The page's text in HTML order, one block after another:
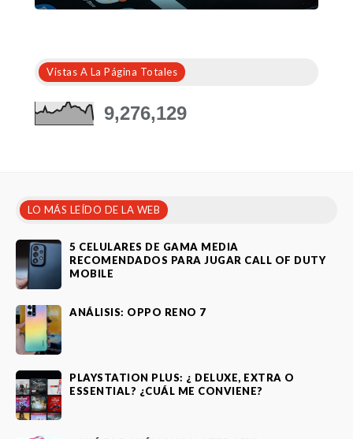
Vistas A La Página Totales
9,276,129
LO MÁS LEÍDO DE LA WEB
5 CELULARES DE GAMA MEDIA
RECOMENDADOS PARA JUGAR CALL OF DUTY
MOBILE
ANÁLISIS: OPPO RENO 7
PLAYSTATION PLUS: ¿ DELUXE, EXTRA O
ESSENTIAL? ¿CUÁL ME CONVIENE?